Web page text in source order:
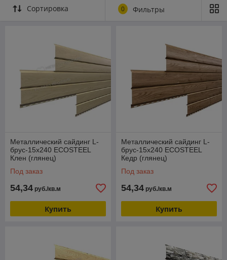
погодным явлениям: ветру, морозу, солнцу. ECOSTEEL
реалистично воспроизводит облик натуральных отделочных
натуральный камень — пять глянцевых поверхности.
Сортировка 0 Фильтры
Металлический сайдинг L-
брус-15х240 ECOSTEEL
Клен (глянец)
Под заказ
54,34 руб./кв.м
Купить
Металлический сайдинг L-
брус-15х240 ECOSTEEL
Кедр (глянец)
Под заказ
54,34 руб./кв.м
Купить